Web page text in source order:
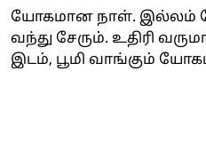
யோகமான நாள். இல்லம்
வந்து சேரும். உதிரி
இடம், பூமி வாங்கும்